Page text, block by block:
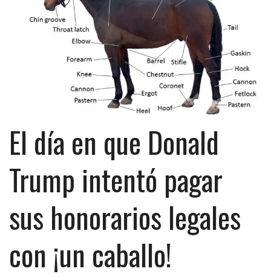
El día en que Donald
Trump intentó pagar
sus honorarios legales
con ¡un caballo!